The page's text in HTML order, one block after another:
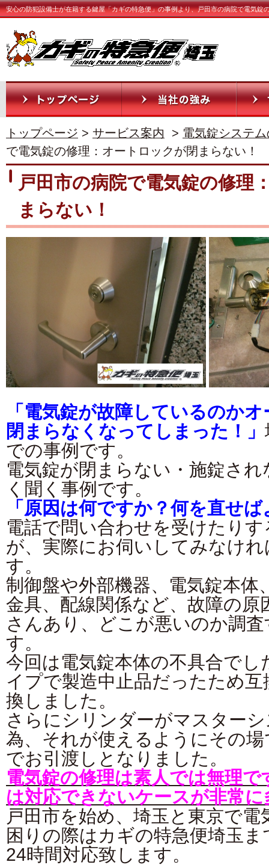
安心の防犯設備士が在籍する鍵屋「カギの特急便」の事例より、戸田市の病院で電気錠
トップページ > サービス案内 > 電気錠システ
で電気錠の修理：オートロックが閉まらない！
戸田市の病院で電気錠の修理
まらない！
「電気錠が故障しているのか
閉まらなくなってしまった！」
での事例です。
電気錠が閉まらない・施錠さ
く聞く事例です。
「原因は何ですか？何を直せ
電話で問い合わせを受けたり
が、実際にお伺いしてみなけ
す。
制御盤や外部機器、電気錠本体
金具、配線関係など、故障の
さんあり、どこが悪いのか調
す。
今回は電気錠本体の不具合で
イプで製造中止品だったため
換しました。
さらにシリンダーがマスター
為、それが使えるようにその
でお引渡しとなりました。
電気錠の修理は素人では無理
は対応できないケースが非常
戸田市を始め、埼玉と東京で
困りの際はカギの特急便埼玉
24時間対応致します。